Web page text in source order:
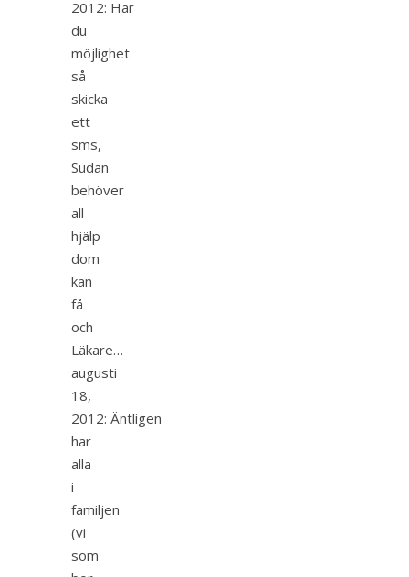
2012: Har
du
möjlighet
så
skicka
ett
sms,
Sudan
behöver
all
hjälp
dom
kan
få
och
Läkare…
augusti
18,
2012: Äntligen
har
alla
i
familjen
(vi
som